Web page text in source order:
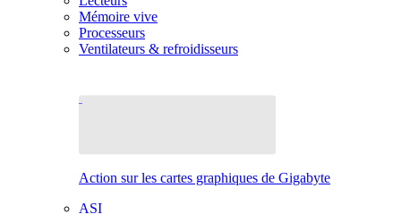
Mémoire vive
Processeurs
Ventilateurs & refroidisseurs
Action sur les cartes graphiques de Gigabyte
ASI